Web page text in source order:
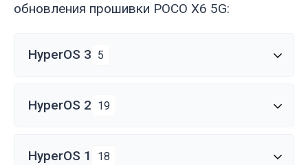
обновления прошивки POCO X6 5G:
HyperOS 3 5
HyperOS 2 19
HyperOS 1 18